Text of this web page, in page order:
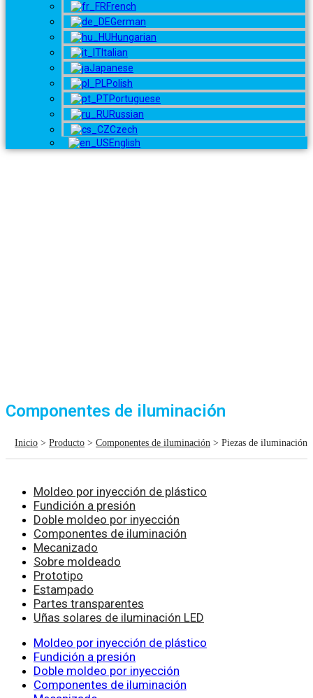
French
German
Hungarian
Italian
Japanese
Polish
Portuguese
Russian
Czech
English
Componentes de iluminación
Inicio > Producto > Componentes de iluminación > Piezas de iluminación
Moldeo por inyección de plástico
Fundición a presión
Doble moldeo por inyección
Componentes de iluminación
Mecanizado
Sobre moldeado
Prototipo
Estampado
Partes transparentes
Uñas solares de iluminación LED
Moldeo por inyección de plástico
Fundición a presión
Doble moldeo por inyección
Componentes de iluminación